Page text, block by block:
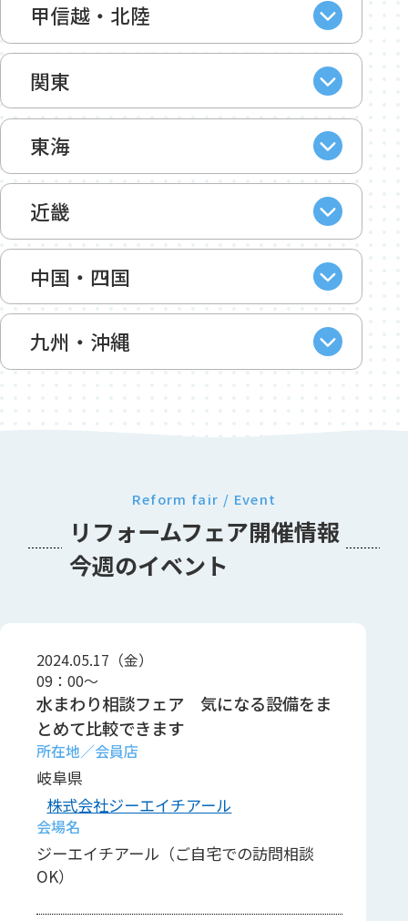
甲信越・北陸
関東
東海
近畿
中国・四国
九州・沖縄
Reform fair / Event
リフォームフェア開催情報
今週のイベント
2024.05.17（金）
09：00～
水まわり相談フェア 気になる設備をま
とめて比較できます
岐阜県
株式会社ジーエイチアール
ジーエイチアール（ご自宅での訪問相談
OK）